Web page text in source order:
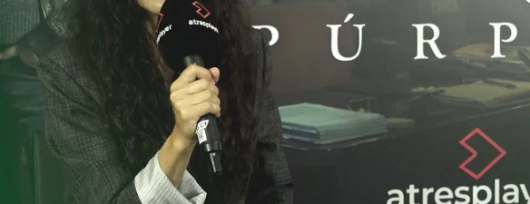
Sellés | Ximena Rodero
de 2023, 15:44 Whatsapp
, el director de La novia gitana y La red púrpura, y
de la serie nos han enumerado varios de los motivos